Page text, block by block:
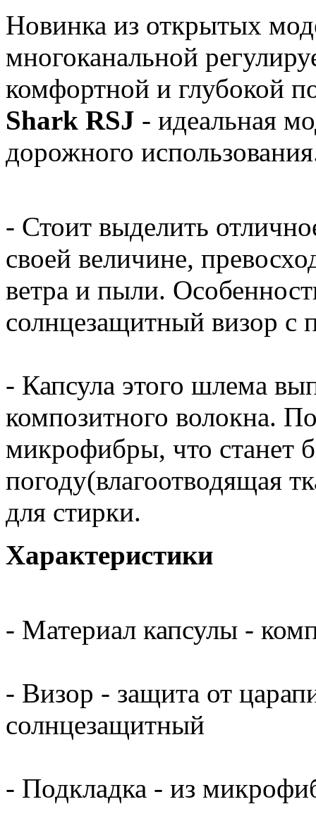
Новинка из открытых
многоканальной
комфортной и глубокой
Shark RSJ - идеальная
дорожного
- Стоит выделить
своей величине,
ветра и пыли.
солнцезащитный визор с
- Капсула этого шлема
композитного волокна.
микрофибры, что
погоду(влагоотводящая
для стирки.
Характеристики
- Материал капсулы -
- Визор - защита от
солнцезащитный
- Подкладка - из